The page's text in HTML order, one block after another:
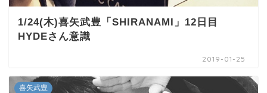
1/24(木)喜矢武豊「SHIRANAMI」12日目
HYDEさん意識
2019-01-25
喜矢武豊